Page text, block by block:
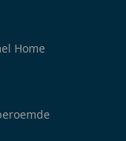
Home